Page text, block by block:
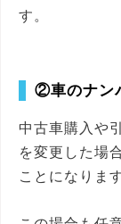
す。
②車のナン
中古車購入や
を変更した場
ことになります